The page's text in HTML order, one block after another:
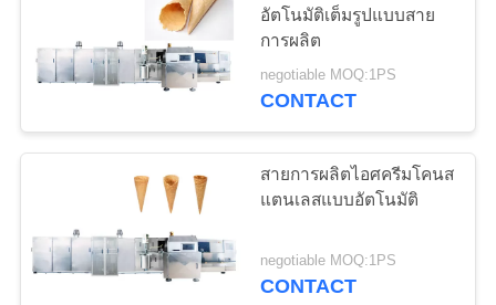
คุณภาพ
ติดต่อ
เครื่องอบไอศครีม
โคน
เครื่องรีดไอศครีม
อัตโนมัติเต็มรูปแบบสาย
การผลิต
negotiable MOQ:1PS
CONTACT
สายการผลิตไอศครีมโคนส
แตนเลสแบบอัตโนมัติ
negotiable MOQ:1PS
CONTACT